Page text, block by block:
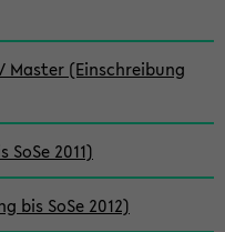
Master (Einschreibung
2011)
bis SoSe 2012)